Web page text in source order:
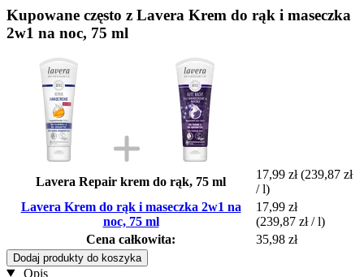
Kupowane często z Lavera Krem do rąk i maseczka
2w1 na noc, 75 ml
Lavera Repair krem do rąk, 75 ml
17,99 zł (239,87 zł
/ l)
Lavera Krem do rąk i maseczka 2w1 na
noc, 75 ml
17,99 zł
(239,87 zł / l)
Cena całkowita:
35,98 zł
Dodaj produkty do koszyka
Opis